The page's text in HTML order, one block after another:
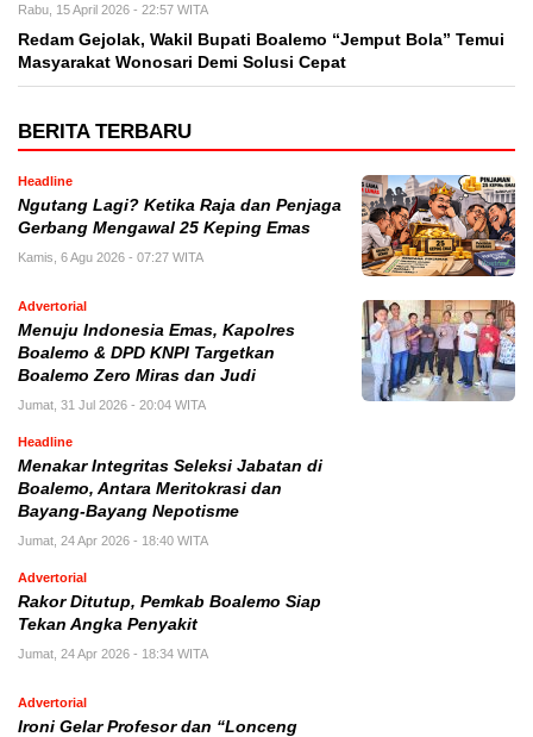
Rabu, 15 April 2026 - 22:57 WITA
Redam Gejolak, Wakil Bupati Boalemo “Jemput Bola” Temui
Masyarakat Wonosari Demi Solusi Cepat
BERITA TERBARU
Headline
Ngutang Lagi? Ketika Raja dan Penjaga
Gerbang Mengawal 25 Keping Emas
Kamis, 6 Agu 2026 - 07:27 WITA
Advertorial
Menuju Indonesia Emas, Kapolres
Boalemo & DPD KNPI Targetkan
Boalemo Zero Miras dan Judi
Jumat, 31 Jul 2026 - 20:04 WITA
Headline
Menakar Integritas Seleksi Jabatan di
Boalemo, Antara Meritokrasi dan
Bayang-Bayang Nepotisme
Jumat, 24 Apr 2026 - 18:40 WITA
Advertorial
Rakor Ditutup, Pemkab Boalemo Siap
Tekan Angka Penyakit
Jumat, 24 Apr 2026 - 18:34 WITA
Advertorial
Ironi Gelar Profesor dan “Lonceng